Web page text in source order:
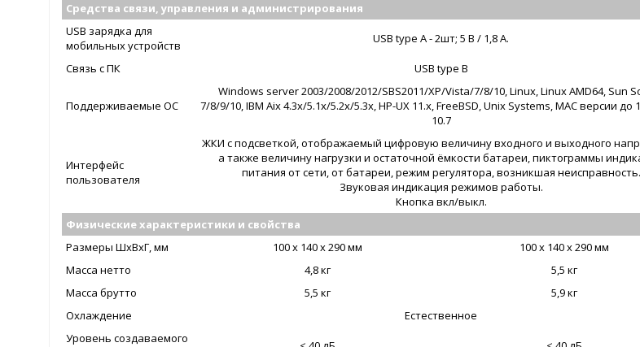
Средства связи, управления и администрирования
USB зарядка для
мобильных устройств
USB type A - 2шт; 5 В / 1,8 А.
Связь с ПК USB type B
Поддерживаемые ОС
Windows server 2003/2008/2012/SBS2011/XP/Vista/7/8/10, Linux, Linux AMD64, Sun
7/8/9/10, IBM Aix 4.3x/5.1x/5.2x/5.3x, HP-UX 11.x, FreeBSD, Unix Systems, MAC версии до
10.7
Интерфейс
пользователя
ЖКИ с подсветкой, отображаемый цифровую величину входного и выходного
а также величину нагрузки и остаточной ёмкости батареи, пиктограммы
питания от сети, от батареи, режим регулятора, возникшая неисправность.
Звуковая индикация режимов работы.
Кнопка вкл/выкл.
Физические характеристики и свойства
Размеры ШxВxГ, мм
100 x 140 x 290 мм
100 x 140 x 290 мм
Масса нетто
4,8 кг
5,5 кг
Масса брутто
5,5 кг
5,9 кг
Охлаждение
Естественное
Уровень создаваемого